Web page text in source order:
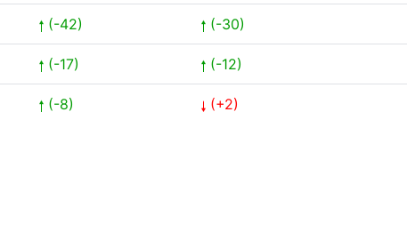
(-42) (-30)
(-17) (-12)
(-8) (+2)